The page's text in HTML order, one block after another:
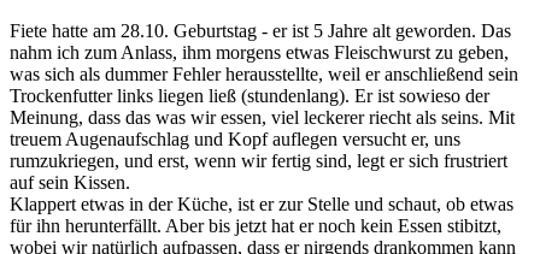
Fiete hatte am 28.10. Geburtstag - er ist 5 Jahre alt geworden. Das
nahm ich zum Anlass, ihm morgens etwas Fleischwurst zu geben,
was sich als dummer Fehler herausstellte, weil er anschließend sein
Trockenfutter links liegen ließ (stundenlang). Er ist sowieso der
Meinung, dass das was wir essen, viel leckerer riecht als seins. Mit
treuem Augenaufschlag und Kopf auflegen versucht er, uns
rumzukriegen, und erst, wenn wir fertig sind, legt er sich frustriert
auf sein Kissen.
Klappert etwas in der Küche, ist er zur Stelle und schaut, ob etwas
für ihn herunterfällt. Aber bis jetzt hat er noch kein Essen stibitzt,
wobei wir natürlich aufpassen, dass er nirgends drankommen kann